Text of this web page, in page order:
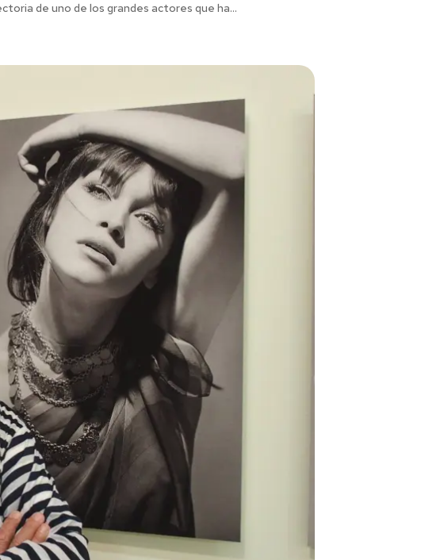
de uno de los grandes actores que ha...